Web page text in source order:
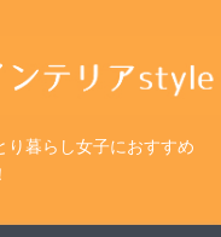
り暮らし女子におすすめ